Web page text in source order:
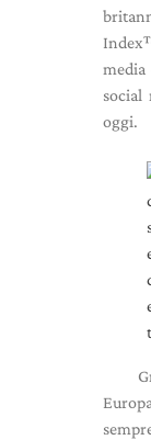
media
social
oggi.